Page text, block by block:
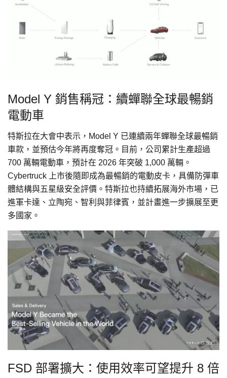
Model Y 銷售稱冠：續蟬聯全球最暢銷
電動車
特斯拉在大會中表示，Model Y 已連續兩年蟬聯全球最暢銷
車款，並預估今年將再度奪冠。目前，公司累計生產超過
700 萬輛電動車，預計在 2026 年突破 1,000 萬輛。
Cybertruck 上市後隨即成為最暢銷的電動皮卡，具備防彈車
體結構與五星級安全評價。特斯拉也持續拓展海外市場，已
進軍卡達、立陶宛、智利與菲律賓，並計畫進一步擴展至更
多國家。
FSD 部署擴大：使用效率可望提升 8 倍